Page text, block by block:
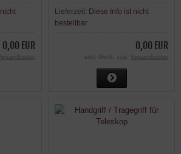
0,00 EUR
Lieferzeit: Diese Info ist nicht
bestellbar
0,00 EUR
exkl. MwSt. zzgl. Versandkosten